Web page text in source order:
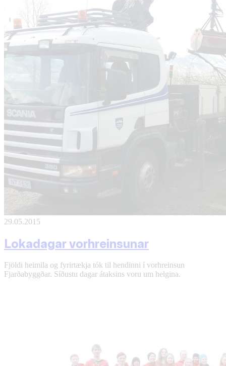
29.05.2015
Lokadagar vorhreinsunar
Fjöldi heimila og fyrirtækja tók til hendinni í vorhreinsun
Fjarðabyggðar. Síðustu dagar átaksins voru um helgina.